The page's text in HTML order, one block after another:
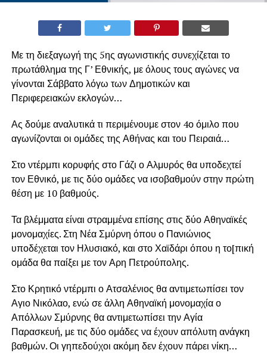
Με τη διεξαγωγή της 5ης αγωνιστικής συνεχίζεται το
πρωτάθλημα της Γ’ Εθνικής, με όλους τους αγώνες να
γίνονται Σάββατο λόγω των Δημοτικών και
Περιφερειακών εκλογών…
Ας δούμε αναλυτικά τι περιμένουμε στον 4ο όμιλο που
αγωνίζονται οι ομάδες της Αθήνας και του Πειραιά…
Στο ντέρμπι κορυφής στο Γάζι ο Αλμυρός θα υποδεχτεί
τον Εθνικό, με τις δύο ομάδες να ισοβαθμούν στην πρώτη
θέση με 10 βαθμούς.
Τα βλέμματα είναι στραμμένα επίσης στις δύο Αθηναϊκές
μονομαχίες. Στη Νέα Σμύρνη όπου ο Πανιώνιος
υποδέχεται τον Ηλυσιακό, και στο Χαϊδάρι όπου η το[πική
ομάδα θα παίξει με τον Αρη Πετρούπολης.
Στο Κρητικό ντέρμπι ο Ατσαλένιος θα αντιμετωπίσει τον
Αγιο Νικόλαο, ενώ σε άλλη Αθηναϊκή μονομαχία ο
Απόλλων Σμύρνης θα αντιμετωπίσει την Αγία
Παρασκευή, με τις δύο ομάδες να έχουν απόλυτη ανάγκη
βαθμών. Οι γηπεδούχοι ακόμη δεν έχουν πάρει νίκη…